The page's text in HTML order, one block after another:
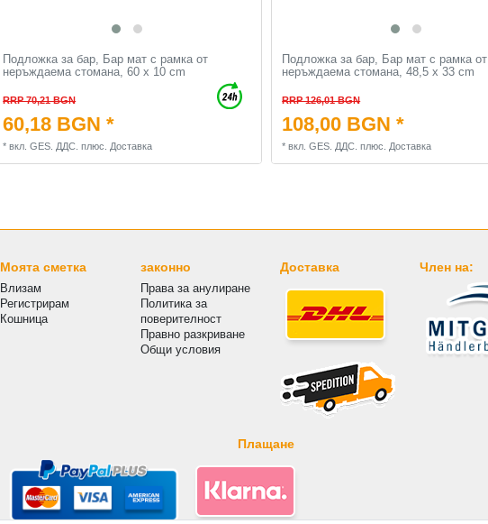
Подложка за бар, Бар мат с рамка от
неръждаема стомана, 60 x 10 cm
RRP 70,21 BGN
60,18 BGN *
*вкл. GES. ДДС. плюс. Доставка
Подложка за бар, Бар мат с рамка от
неръждаема стомана, 48,5 x 33 cm
RRP 126,01 BGN
108,00 BGN *
*вкл. GES. ДДС. плюс. Доставка
Моята сметка
Влизам
Регистрирам
Кошница
законно
Права за анулиране
Политика за
поверителност
Правно разкриване
Общи условия
Доставка Член на:
Плащане